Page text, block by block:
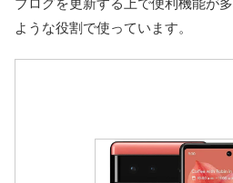
ような役割で使っています。